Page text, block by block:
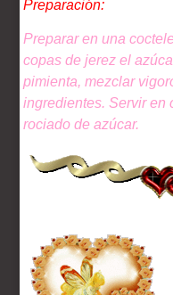
Preparación:
Preparar en una
copas de jerez el
pimienta, mezclar
ingredientes. Servir en
rociado de azúcar.